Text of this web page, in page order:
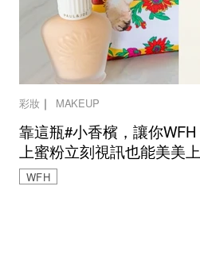
彩妝｜ MAKEUP
靠這瓶#小香檳，讓你
上蜜粉立刻視訊也能美美
WFH